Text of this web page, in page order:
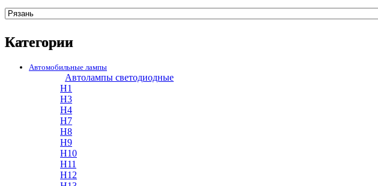
Категории
Автомобильные лампы
Автолампы светодиодные
H1
H3
H4
H7
H8
H9
H10
H11
H12